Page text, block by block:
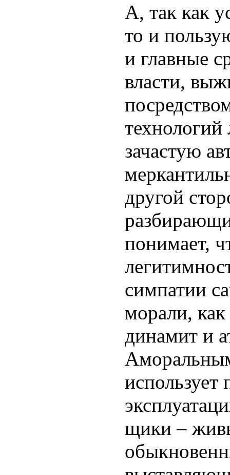
А, так как
то и
и главные
власти,
технологий
зачастую
другой
понимает,
симпатии
морали,
динамит и
использует
щики –